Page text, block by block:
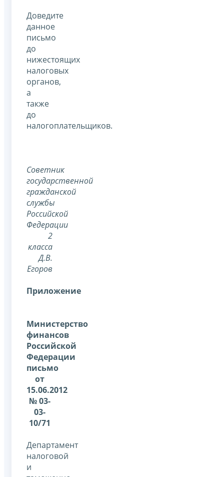
Доведите
данное
письмо
до
нижестоящих
налоговых
органов,
а
также
до
налогоплательщиков.
Советник
государственной
гражданской
службы
Российской
Федерации
2
класса
Д.В.
Егоров
Приложение
Министерство
финансов
Российской
Федерации
письмо
от
15.06.2012
№ 03-
03-
10/71
Департамент
налоговой
и